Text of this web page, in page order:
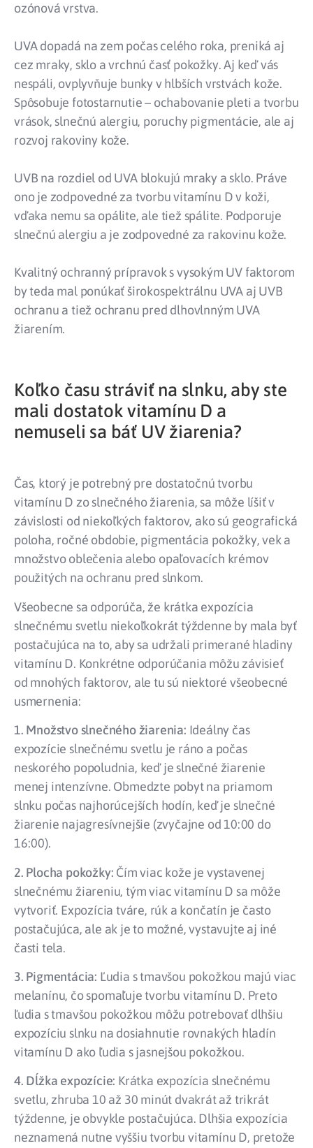
ozónová vrstva.
UVA dopadá na zem počas celého roka, preniká aj
cez mraky, sklo a vrchnú časť pokožky. Aj keď vás
nespáli, ovplyvňuje bunky v hlbších vrstvách kože.
Spôsobuje fotostarnutie – ochabovanie pleti a tvorbu
vrások, slnečnú alergiu, poruchy pigmentácie, ale aj
rozvoj rakoviny kože.
UVB na rozdiel od UVA blokujú mraky a sklo. Práve
ono je zodpovedné za tvorbu vitamínu D v koži,
vďaka nemu sa opálite, ale tiež spálite. Podporuje
slnečnú alergiu a je zodpovedné za rakovinu kože.
Kvalitný ochranný prípravok s vysokým UV faktorom
by teda mal ponúkať širokospektrálnu UVA aj UVB
ochranu a tiež ochranu pred dlhovlnným UVA
žiarením.
Koľko času stráviť na slnku, aby ste
mali dostatok vitamínu D a
nemuseli sa báť UV žiarenia?
Čas, ktorý je potrebný pre dostatočnú tvorbu
vitamínu D zo slnečného žiarenia, sa môže líšiť v
závislosti od niekoľkých faktorov, ako sú geografická
poloha, ročné obdobie, pigmentácia pokožky, vek a
množstvo oblečenia alebo opaľovacích krémov
použitých na ochranu pred slnkom.
Všeobecne sa odporúča, že krátka expozícia
slnečnému svetlu niekoľkokrát týždenne by mala byť
postačujúca na to, aby sa udržali primerané hladiny
vitamínu D. Konkrétne odporúčania môžu závisieť
od mnohých faktorov, ale tu sú niektoré všeobecné
usmernenia:
1. Množstvo slnečného žiarenia: Ideálny čas
expozície slnečnému svetlu je ráno a počas
neskorého popoludnia, keď je slnečné žiarenie
menej intenzívne. Obmedzte pobyt na priamom
slnku počas najhorúcejších hodín, keď je slnečné
žiarenie najagresívnejšie (zvyčajne od 10:00 do
16:00).
2. Plocha pokožky: Čím viac kože je vystavenej
slnečnému žiareniu, tým viac vitamínu D sa môže
vytvoriť. Expozícia tváre, rúk a končatín je často
postačujúca, ale ak je to možné, vystavujte aj iné
časti tela.
3. Pigmentácia: Ľudia s tmavšou pokožkou majú viac
melanínu, čo spomaľuje tvorbu vitamínu D. Preto
ľudia s tmavšou pokožkou môžu potrebovať dlhšiu
expozíciu slnku na dosiahnutie rovnakých hladín
vitamínu D ako ľudia s jasnejšou pokožkou.
4. Dĺžka expozície: Krátka expozícia slnečnému
svetlu, zhruba 10 až 30 minút dvakrát až trikrát
týždenne, je obvykle postačujúca. Dlhšia expozícia
neznamená nutne vyššiu tvorbu vitamínu D, pretože